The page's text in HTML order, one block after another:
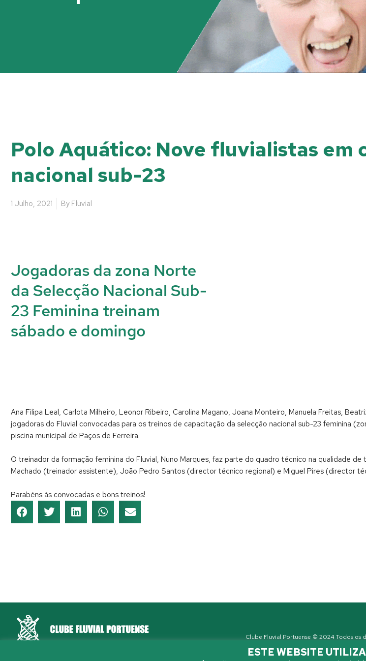
Polo Aquático: Nove fluvialistas em
nacional sub-23
1 Julho, 2021 By Fluvial
Jogadoras da zona Norte
da Selecção Nacional Sub-
23 Feminina treinam
sábado e domingo
Ana Filipa Leal, Carlota Milheiro, Leonor Ribeiro, Carolina Magano, Joana Monteiro, Manuela Freitas,
jogadoras do Fluvial convocadas para os treinos de capacitação da selecção nacional sub-23 feminina
piscina municipal de Paços de Ferreira.
O treinador da formação feminina do Fluvial, Nuno Marques, faz parte do quadro técnico na qualidade
Machado (treinador assistente), João Pedro Santos (director técnico regional) e Miguel Pires (director
Parabéns às convocadas e bons treinos!
Clube Fluvial Portuense © 2024 Todos os
ESTE WEBSITE